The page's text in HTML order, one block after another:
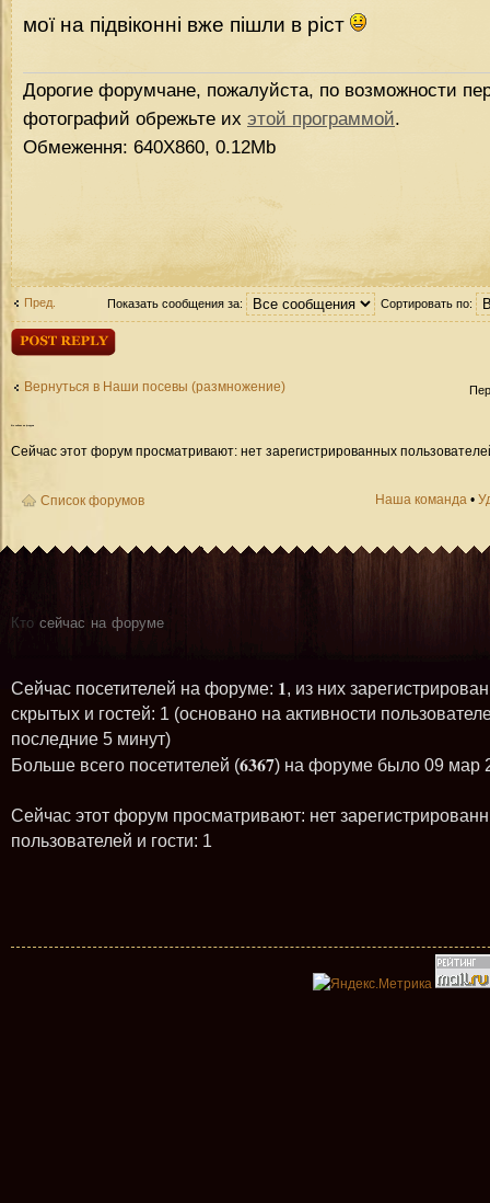
мої на підвіконні вже пішли в ріст
Дорогие форумчане, пожалуйста, по возможности
фотографий обрежьте их этой программой.
Обмеження: 640Х860, 0.12Mb
Пред. Показать сообщения за: Сортировать по:
Ответить
Вернуться в Наши посевы (размножение)
Кто сейчас на форуме
Сейчас этот форум просматривают: нет зарегистрированных
Список форумов Наша команда •
Кто сейчас на форуме
Сейчас посетителей на форуме: 1, из них
скрытых и гостей: 1 (основано на активности
последние 5 минут)
Больше всего посетителей (6367) на форуме было 09 мар
Сейчас этот форум просматривают: нет
пользователей и гости: 1